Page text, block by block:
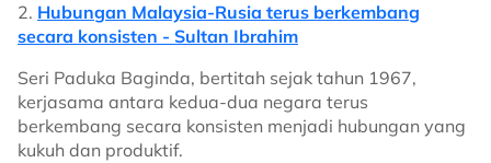
2. Hubungan Malaysia-Rusia terus berkembang
secara konsisten - Sultan Ibrahim
Seri Paduka Baginda, bertitah sejak tahun 1967,
kerjasama antara kedua-dua negara terus
berkembang secara konsisten menjadi hubungan yang
kukuh dan produktif.